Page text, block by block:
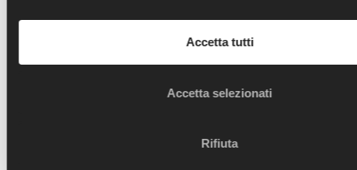
Accetta tutti
Accetta selezionati
Rifiuta